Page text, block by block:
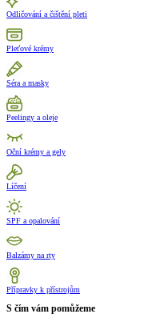
Odličování a čištění pleti
Pleťové krémy
Séra a masky
Peelingy a oleje
Oční krémy a gely
Líčení
SPF a opalování
Balzámy na rty
Přípravky k přístrojům
S čím vám pomůžeme